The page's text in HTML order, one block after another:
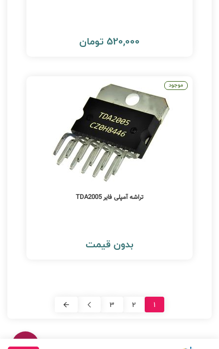
520,000 تومان
تراشه آمپلی فایر TDA2005
بدون قیمت
موجود
1
2
3